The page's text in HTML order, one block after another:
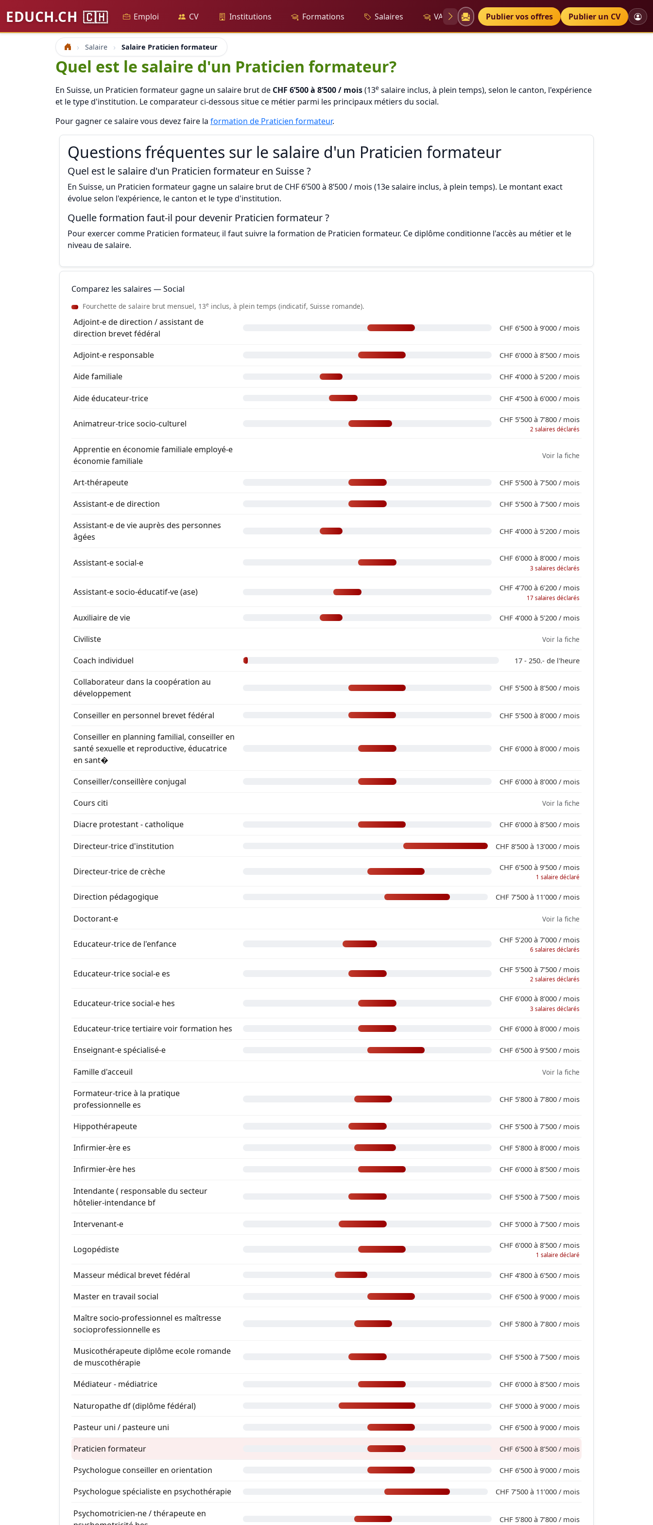
EDUCH.CH 🇨🇭 Emploi CV Institutions Formations Salaires VAE Diplômes Petites annonces
Publier vos offres Publier un CV
Accueil Salaire Salaire Praticien formateur
Quel est le salaire d'un Praticien formateur?
En Suisse, un Praticien formateur gagne un salaire brut de CHF 6’500 à 8’500 / mois(13e salaire inclus, à plein temps), selon le canton, l'expérience
et le type d'institution. Le comparateur ci-dessous situe ce métier parmi les principaux métiers du social.
Pour gagner ce salaire vous devez faire la formation de Praticien formateur.
Questions fréquentes sur le salaire d'un Praticien formateur
Quel est le salaire d'un Praticien formateur en Suisse ?
En Suisse, un Praticien formateur gagne un salaire brut de CHF 6’500 à 8’500 / mois (13e salaire inclus, à plein temps). Le montant exact
évolue selon l'expérience, le canton et le type d'institution.
Quelle formation faut-il pour devenir Praticien formateur ?
Pour exercer comme Praticien formateur, il faut suivre la formation de Praticien formateur. Ce diplôme conditionne l'accès au métier et le
niveau de salaire.
Comparez les salaires — Social
Fourchette de salaire brut mensuel, 13e inclus, à plein temps (indicatif, Suisse romande).
Adjoint-e de direction / assistant de
direction brevet fédéral
CHF 6’500 à 9’000 / mois
Adjoint-e responsable CHF 6’000 à 8’500 / mois
Aide familiale CHF 4’000 à 5’200 / mois
Aide éducateur-trice CHF 4’500 à 6’000 / mois
Animatreur-trice socio-culturel CHF 5’500 à 7’800 / mois
2 salaires déclarés
Apprentie en économie familiale employé-e
économie familiale
Voir la fiche
Art-thérapeute CHF 5’500 à 7’500 / mois
Assistant-e de direction CHF 5’500 à 7’500 / mois
Assistant-e de vie auprès des personnes
âgées
CHF 4’000 à 5’200 / mois
Assistant-e social-e CHF 6’000 à 8’000 / mois
3 salaires déclarés
Assistant-e socio-éducatif-ve (ase) CHF 4’700 à 6’200 / mois
17 salaires déclarés
Auxiliaire de vie CHF 4’000 à 5’200 / mois
Civiliste Voir la fiche
Coach individuel 17 - 250.- de l'heure
Collaborateur dans la coopération au
développement
CHF 5’500 à 8’500 / mois
Conseiller en personnel brevet fédéral CHF 5’500 à 8’000 / mois
Conseiller en planning familial, conseiller en
santé sexuelle et reproductive, éducatrice
en sant�
CHF 6’000 à 8’000 / mois
Conseiller/conseillère conjugal CHF 6’000 à 8’000 / mois
Cours citi Voir la fiche
Diacre protestant - catholique CHF 6’000 à 8’500 / mois
Directeur-trice d'institution CHF 8’500 à 13’000 / mois
Directeur-trice de crèche CHF 6’500 à 9’500 / mois
1 salaire déclaré
Direction pédagogique CHF 7’500 à 11’000 / mois
Doctorant-e Voir la fiche
Educateur-trice de l'enfance CHF 5’200 à 7’000 / mois
6 salaires déclarés
Educateur-trice social-e es CHF 5’500 à 7’500 / mois
2 salaires déclarés
Educateur-trice social-e hes CHF 6’000 à 8’000 / mois
3 salaires déclarés
Educateur-trice tertiaire voir formation hes CHF 6’000 à 8’000 / mois
Enseignant-e spécialisé-e CHF 6’500 à 9’500 / mois
Famille d'acceuil Voir la fiche
Formateur-trice à la pratique
professionnelle es
CHF 5’800 à 7’800 / mois
Hippothérapeute CHF 5’500 à 7’500 / mois
Infirmier-ère es CHF 5’800 à 8’000 / mois
Infirmier-ère hes CHF 6’000 à 8’500 / mois
Intendante ( responsable du secteur
hôtelier-intendance bf
CHF 5’500 à 7’500 / mois
Intervenant-e CHF 5’000 à 7’500 / mois
Logopédiste CHF 6’000 à 8’500 / mois
1 salaire déclaré
Masseur médical brevet fédéral CHF 4’800 à 6’500 / mois
Master en travail social CHF 6’500 à 9’000 / mois
Maître socio-professionnel es maîtresse
socioprofessionnelle es
CHF 5’800 à 7’800 / mois
Musicothérapeute diplôme ecole romande
de muscothérapie
CHF 5’500 à 7’500 / mois
Médiateur - médiatrice CHF 6’000 à 8’500 / mois
Naturopathe df (diplôme fédéral) CHF 5’000 à 9’000 / mois
Pasteur uni / pasteure uni CHF 6’500 à 9’000 / mois
Praticien formateur CHF 6’500 à 8’500 / mois
Psychologue conseiller en orientation CHF 6’500 à 9’000 / mois
Psychologue spécialiste en psychothérapie CHF 7’500 à 11’000 / mois
Psychomotricien-ne / thérapeute en
CHF 5’800 à 7’800 / mois